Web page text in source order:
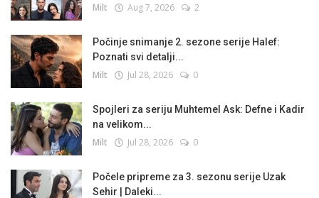
Milt Aug 7, 2026 2
Počinje snimanje 2. sezone serije Halef:
Poznati svi detalji...
Milt Jul 28, 2026 0
Spojleri za seriju Muhtemel Ask: Defne i Kadir
na velikom...
Milt Jul 28, 2026 0
Počele pripreme za 3. sezonu serije Uzak
Sehir | Daleki...